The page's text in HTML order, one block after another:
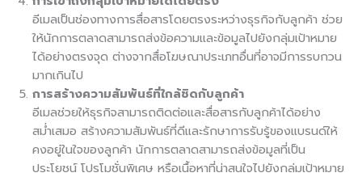
อีเมลเป็นช่องทางการสื่อสารโดยตรงระหว่างธุรกิจกับลูกค้า ช่วย
ให้นักการตลาดสามารถส่งข้อความและข้อมูลไปยังกลุ่มเป้าหมาย
ได้อย่างตรงจุด ต่างจากสื่อโฆษณาประเภทอื่นที่อาจมีการรบกวน
มากเกินไป
การสร้างความสัมพันธ์ที่ใกล้ชิดกับลูกค้า
อีเมลช่วยให้ธุรกิจสามารถติดต่อและสื่อสารกับลูกค้าได้อย่าง
สม่ำเสมอ สร้างความสัมพันธ์ที่ดีและรักษาการรับรู้ของแบรนด์ให้
คงอยู่ในใจของลูกค้า นักการตลาดสามารถส่งข้อมูลที่เป็น
ประโยชน์ โปรโมชั่นพิเศษ หรือเนื้อหาที่น่าสนใจไปยังกลุ่มเป้าหมาย